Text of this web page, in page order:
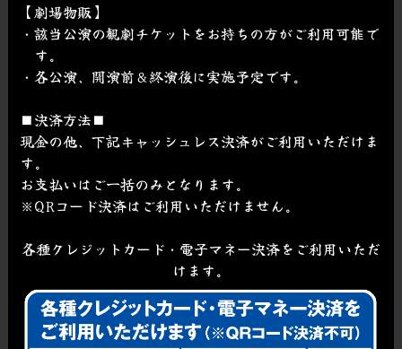
【劇場物販】
・該当公演の観劇チケットをお持ちの方がご利用可能で
す。
・各公演、開演前＆終演後に実施予定です。
■決済方法■
現金の他、下記キャッシュレス決済がご利用いただけま
す。
お支払いはご一括のみとなります。
※QRコード決済はご利用いただけません。
各種クレジットカード・電子マネー決済を ご利用いただ
けます。